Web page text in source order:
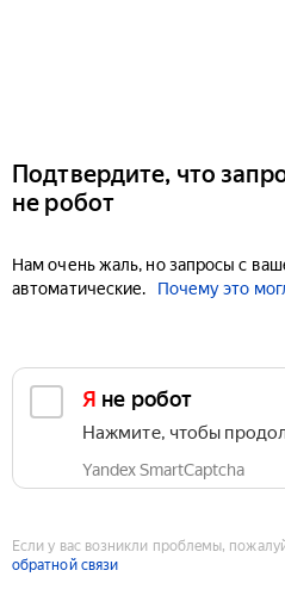
Подтвердите, что
не робот
Нам очень жаль, но запросы с
автоматические.
Почему это
Я не робот
Нажмите, чтобы
Yandex SmartCaptcha
Если у вас возникли проблемы,
обратной связи